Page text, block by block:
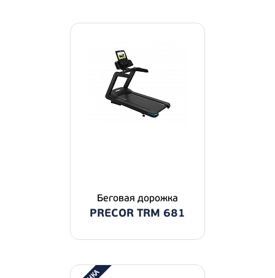
Беговая дорожка
PRECOR TRM 681